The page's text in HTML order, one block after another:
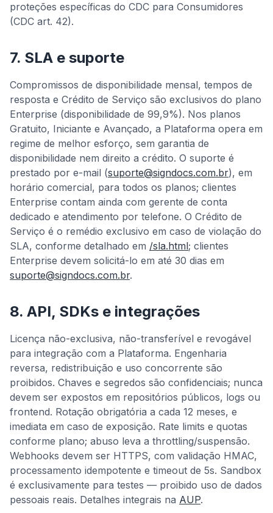
proteções específicas do CDC para Consumidores
(CDC art. 42).
7. SLA e suporte
Compromissos de disponibilidade mensal, tempos de
resposta e Crédito de Serviço são exclusivos do plano
Enterprise (disponibilidade de 99,9%). Nos planos
Gratuito, Iniciante e Avançado, a Plataforma opera em
regime de melhor esforço, sem garantia de
disponibilidade nem direito a crédito. O suporte é
prestado por e-mail (suporte@signdocs.com.br), em
horário comercial, para todos os planos; clientes
Enterprise contam ainda com gerente de conta
dedicado e atendimento por telefone. O Crédito de
Serviço é o remédio exclusivo em caso de violação do
SLA, conforme detalhado em /sla.html; clientes
Enterprise devem solicitá-lo em até 30 dias em
suporte@signdocs.com.br.
8. API, SDKs e integrações
Licença não-exclusiva, não-transferível e revogável
para integração com a Plataforma. Engenharia
reversa, redistribuição e uso concorrente são
proibidos. Chaves e segredos são confidenciais; nunca
devem ser expostos em repositórios públicos, logs ou
frontend. Rotação obrigatória a cada 12 meses, e
imediata em caso de exposição. Rate limits e quotas
conforme plano; abuso leva a throttling/suspensão.
Webhooks devem ser HTTPS, com validação HMAC,
processamento idempotente e timeout de 5s. Sandbox
é exclusivamente para testes — proibido uso de dados
pessoais reais. Detalhes integrais na AUP.